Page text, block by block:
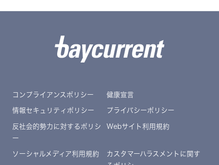
コンプライアンスポリシー 健康宣言
情報セキュリティポリシー プライバシーポリシー
反社会的勢力に対するポリシ
ー
Webサイト利用規約
ソーシャルメディア利用規約
カスタマーハラスメントに関す